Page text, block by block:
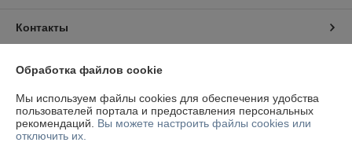
Контакты
Доставка и оплата
График работы
Полная версия сайта
Обработка файлов cookie
Мы используем файлы cookies для обеспечения удобства
пользователей портала и предоставления персональных
рекомендаций. Вы можете настроить файлы cookies или
отключить их.